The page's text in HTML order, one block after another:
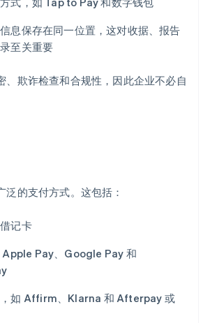
息保存在同一位置，这对收据、报告
至关重要
欺诈检查和合规性，因此企业不必自
的支付方式。这包括：
记卡
Apple Pay、Google Pay 和
，如 Affirm、Klarna 和 Afterpay 或